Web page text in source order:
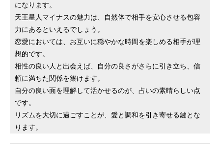
になります。
天王星人マイナスの魅力は、自然体で相手を安心させる包容
力にあるといえるでしょう。
恋愛においては、お互いに穏やかな時間を楽しめる相手が理
想的です。
相性の良い人と出会えば、自分の良さがさらに引き立ち、信
頼に満ちた関係を築けます。
自分の良い面を理解して活かせるのが、占いの素晴らしい点
です。
リズムを大切に過ごすことが、愛と調和を引き寄せる鍵とな
ります。